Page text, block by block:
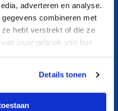
adverteren en analyse.
combineren met
hebt verstrekt of die ze
jouw gebruik van hun
Details tonen